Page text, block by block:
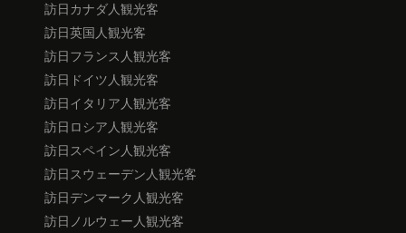
訪日カナダ人観光客
訪日英国人観光客
訪日フランス人観光客
訪日ドイツ人観光客
訪日イタリア人観光客
訪日ロシア人観光客
訪日スペイン人観光客
訪日スウェーデン人観光客
訪日デンマーク人観光客
訪日ノルウェー人観光客